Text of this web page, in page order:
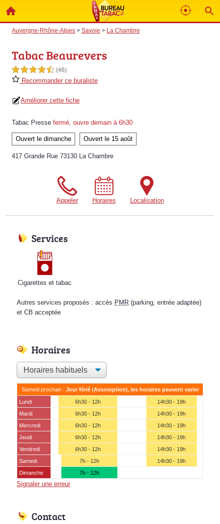
Auvergne-Rhône-Alpes > Savoie > La Chambre
Tabac Beaurevers
4,5 étoiles sur 5 (46)
Recommander ce buraliste
Améliorer cette fiche
Tabac Presse fermé, ouvre demain à 6h30
Ouvert le dimanche Ouvert le 15 août
417 Grande Rue 73130 La Chambre
Appeler Horaires Localisation
Services
Cigarettes et tabac
Autres services proposés : accès PMR (parking, entrée adaptée)
et CB acceptée
Horaires
Samedi prochain : Jour férié (Assomption), les horaires peuvent varier
Lundi 6h30 - 12h
14h30 - 19h
Mardi
6h30 - 12h
14h30 - 19h
Mercredi
6h30 - 12h
14h30 - 19h
Jeudi
6h30 - 12h
14h30 - 19h
Vendredi
6h30 - 12h
14h30 - 19h
Samedi
7h - 12h
14h30 - 19h
Dimanche
7h - 12h
Signaler une erreur
Contact